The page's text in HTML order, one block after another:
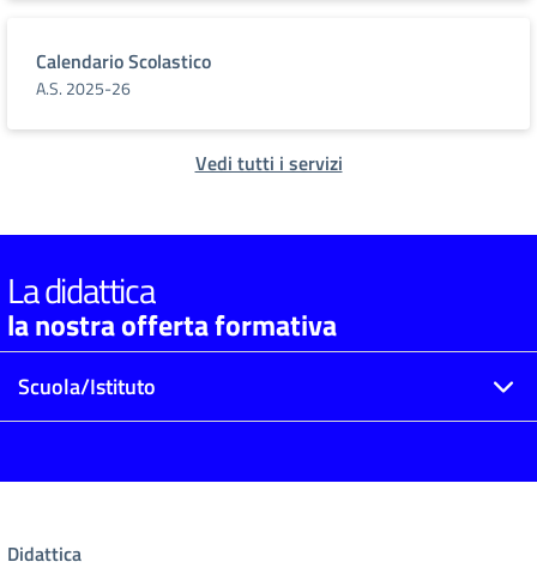
Calendario Scolastico
A.S. 2025-26
Vedi tutti i servizi
La didattica
la nostra offerta formativa
Scuola/Istituto
Didattica